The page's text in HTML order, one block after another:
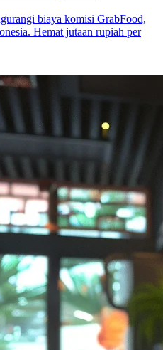
biaya komisi GrabFood,
Hemat jutaan rupiah per